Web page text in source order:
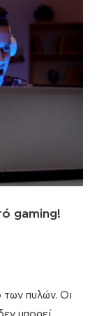
gaming!
των πυλών. Οι